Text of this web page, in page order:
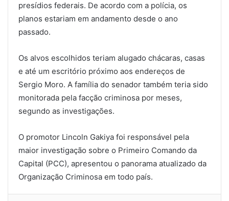
presídios federais. De acordo com a polícia, os
planos estariam em andamento desde o ano
passado.
Os alvos escolhidos teriam alugado chácaras, casas
e até um escritório próximo aos endereços de
Sergio Moro. A família do senador também teria sido
monitorada pela facção criminosa por meses,
segundo as investigações.
O promotor Lincoln Gakiya foi responsável pela
maior investigação sobre o Primeiro Comando da
Capital (PCC), apresentou o panorama atualizado da
Organização Criminosa em todo país.